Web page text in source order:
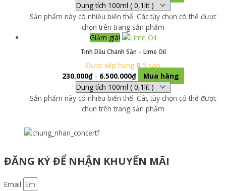
Sản phẩm này có nhiều biến thể. Các tùy chọn có thể được
chọn trên trang sản phẩm
Giảm giá!
Tinh Dầu Chanh Sần – Lime Oil
Được xếp hạng 05 sao
230.000₫- 6.500.000₫ Mua hàng
Sản phẩm này có nhiều biến thể. Các tùy chọn có thể được
chọn trên trang sản phẩm
ĐĂNG KÝ ĐỂ NHẬN KHUYẾN MÃI
Email